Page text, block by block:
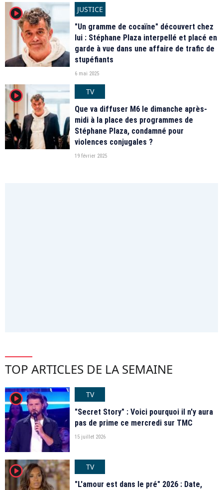
player2
JUSTICE
"Un gramme de cocaïne" découvert chez
lui : Stéphane Plaza interpellé et placé en
garde à vue dans une affaire de trafic de
stupéfiants
6 mai 2025
player2
TV
Que va diffuser M6 le dimanche après-
midi à la place des programmes de
Stéphane Plaza, condamné pour
violences conjugales ?
19 février 2025
TOP ARTICLES DE LA SEMAINE
player2
TV
"Secret Story" : Voici pourquoi il n'y aura
pas de prime ce mercredi sur TMC
15 juillet 2026
player2
TV
"L'amour est dans le pré" 2026 : Date,